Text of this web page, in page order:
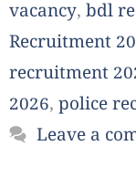
vacancy, bdl
Recruitment
recruitment
2026, police
Leave a